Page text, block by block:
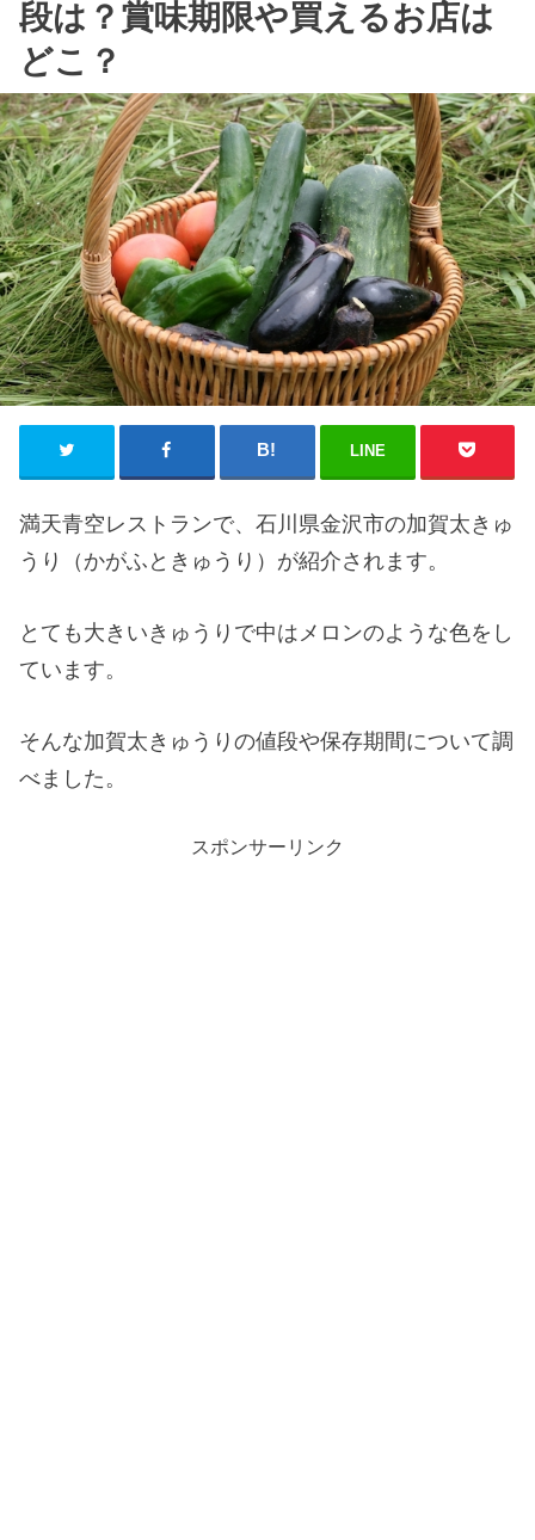
段は？賞味期限や買えるお店は
どこ？
LINE
満天青空レストランで、石川県金沢市の加賀太きゅ
うり（かがふときゅうり）が紹介されます。
とても大きいきゅうりで中はメロンのような色をし
ています。
そんな加賀太きゅうりの値段や保存期間について調
べました。
スポンサーリンク